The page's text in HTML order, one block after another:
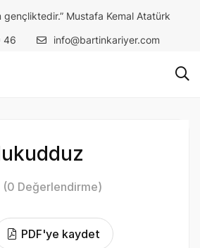
gençliktedir.” Mustafa Kemal Atatürk
46 info@bartinkariyer.com
(0 Değerlendirme)
PDF'ye kaydet